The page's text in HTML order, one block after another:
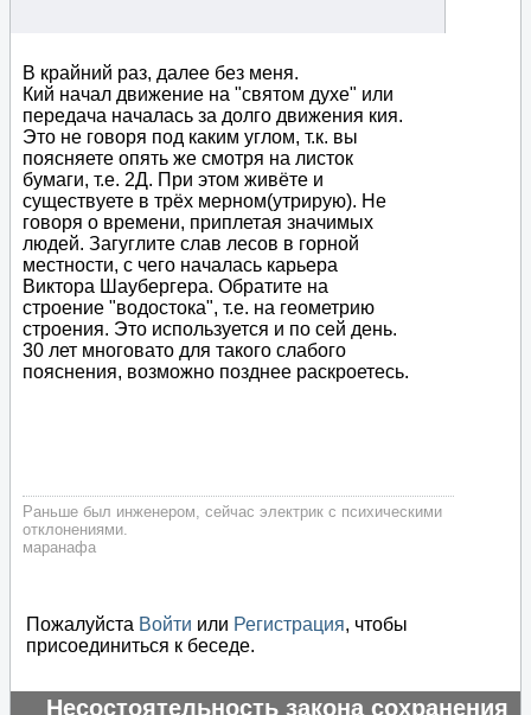
В крайний раз, далее без меня.
Кий начал движение на "святом духе" или
передача началась за долго движения кия.
Это не говоря под каким углом, т.к. вы
поясняете опять же смотря на листок
бумаги, т.е. 2Д. При этом живёте и
существуете в трёх мерном(утрирую). Не
говоря о времени, приплетая значимых
людей. Загуглите слав лесов в горной
местности, с чего началась карьера
Виктора Шаубергера. Обратите на
строение "водостока", т.е. на геометрию
строения. Это используется и по сей день.
30 лет многовато для такого слабого
пояснения, возможно позднее раскроетесь.
Раньше был инженером, сейчас электрик с психическими
отклонениями.
маранафа
Пожалуйста Войти или Регистрация, чтобы
присоединиться к беседе.
Несостоятельность закона сохранения